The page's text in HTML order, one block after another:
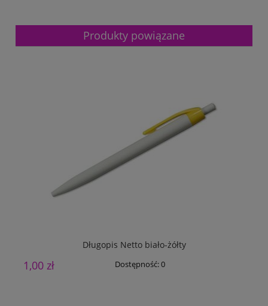
Produkty powiązane
Długopis Netto biało-żółty
1,00 zł Dostępność:0